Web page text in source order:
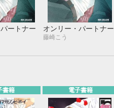
ートナー オンリー・パートナー
藤崎こう
書籍 電子書籍
10月
13 14 15 16
17
20 21 23
24